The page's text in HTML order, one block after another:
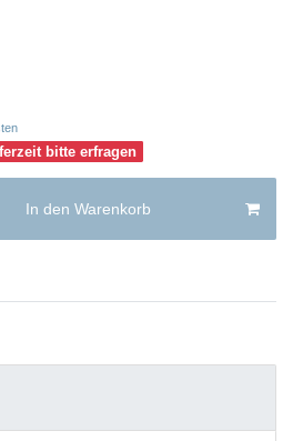
bitte erfragen
In den Warenkorb